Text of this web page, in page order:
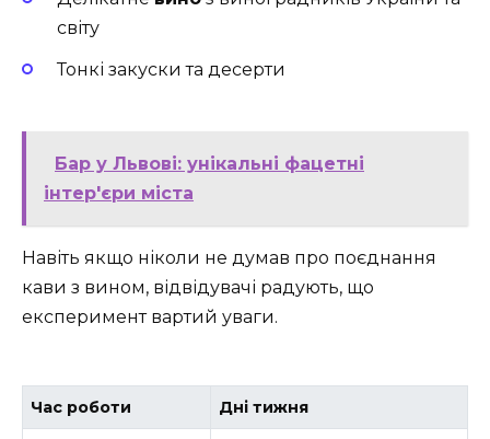
світу
Тонкі закуски та десерти
Бар у Львові: унікальні фацетні
інтер'єри міста
Навіть якщо ніколи не думав про поєднання
кави з вином, відвідувачі радують, що
експеримент вартий уваги.
Час роботи Дні тижня